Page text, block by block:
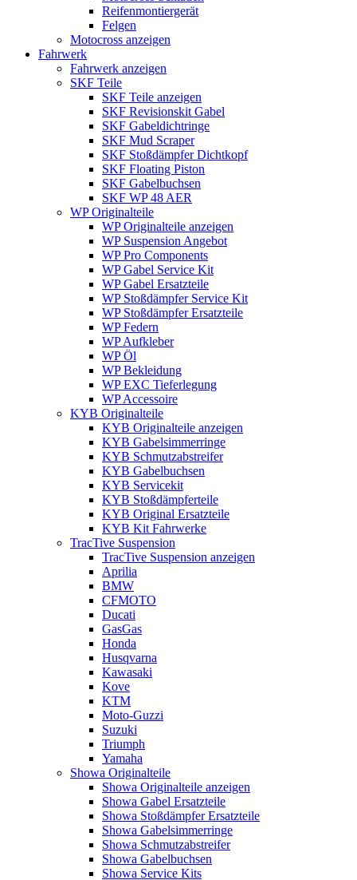
Reifenmontiergerät
Felgen
Motocross anzeigen
Fahrwerk
Fahrwerk anzeigen
SKF Teile
SKF Teile anzeigen
SKF Revisionskit Gabel
SKF Gabeldichtringe
SKF Mud Scraper
SKF Stoßdämpfer Dichtkopf
SKF Floating Piston
SKF Gabelbuchsen
SKF WP 48 AER
WP Originalteile
WP Originalteile anzeigen
WP Suspension Angebot
WP Pro Components
WP Gabel Service Kit
WP Gabel Ersatzteile
WP Stoßdämpfer Service Kit
WP Stoßdämpfer Ersatzteile
WP Federn
WP Aufkleber
WP Öl
WP Bekleidung
WP EXC Tieferlegung
WP Accessoire
KYB Originalteile
KYB Originalteile anzeigen
KYB Gabelsimmerringe
KYB Schmutzabstreifer
KYB Gabelbuchsen
KYB Servicekit
KYB Stoßdämpferteile
KYB Original Ersatzteile
KYB Kit Fahrwerke
TracTive Suspension
TracTive Suspension anzeigen
Aprilia
BMW
CFMOTO
Ducati
GasGas
Honda
Husqvarna
Kawasaki
Kove
KTM
Moto-Guzzi
Suzuki
Triumph
Yamaha
Showa Originalteile
Showa Originalteile anzeigen
Showa Gabel Ersatzteile
Showa Stoßdämpfer Ersatzteile
Showa Gabelsimmerringe
Showa Schmutzabstreifer
Showa Gabelbuchsen
Showa Service Kits